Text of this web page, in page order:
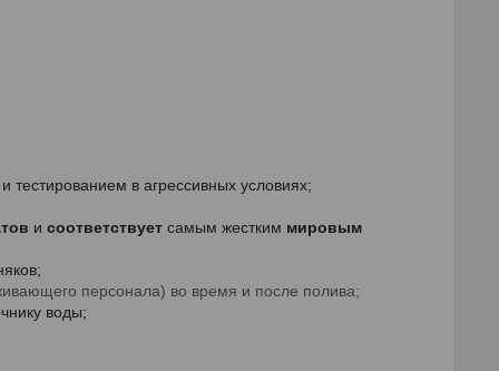
тестированием в агрессивных условиях;
и соответствует самым жестким мировым
персонала) во время и после полива;
воды;